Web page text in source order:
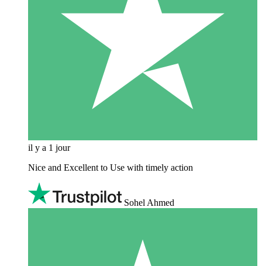
il y a 1 jour
Nice and Excellent to Use with timely action
Sohel Ahmed